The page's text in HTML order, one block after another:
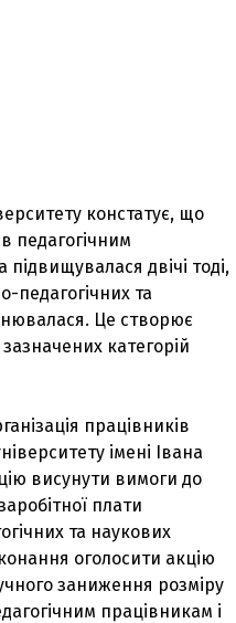
констатує, що
педагогічним
двічі тоді,
педагогічних та
Це створює
категорій
працівників
імені Івана
висунути вимоги до
плати
та наукових
оголосити акцію
заниження розміру
працівникам і